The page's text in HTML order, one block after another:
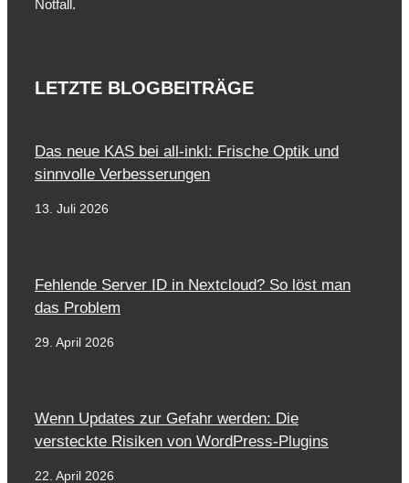
Notfall.
LETZTE BLOGBEITRÄGE
Das neue KAS bei all-inkl: Frische Optik und
sinnvolle Verbesserungen
13. Juli 2026
Fehlende Server ID in Nextcloud? So löst man
das Problem
29. April 2026
Wenn Updates zur Gefahr werden: Die
versteckte Risiken von WordPress-Plugins
22. April 2026